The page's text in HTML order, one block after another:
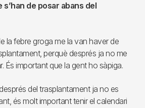
s’han de posar abans del
la febre groga me la van haver de
perquè després ja no me
És important que la gent ho sàpiga.
del trasplantament ja no es
és molt important tenir el calendari